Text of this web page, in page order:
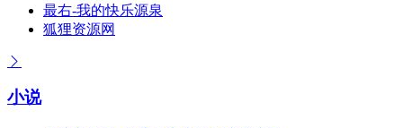
最右-我的快乐源泉
狐狸资源网
小说